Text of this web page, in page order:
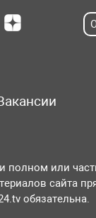
полном или
сайта
обязательна.